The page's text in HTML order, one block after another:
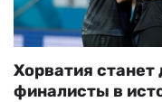
Хорватия
финалисты в